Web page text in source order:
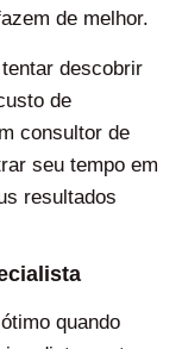
de melhor.
descobrir
de
consultor de
seu tempo em
resultados
quando